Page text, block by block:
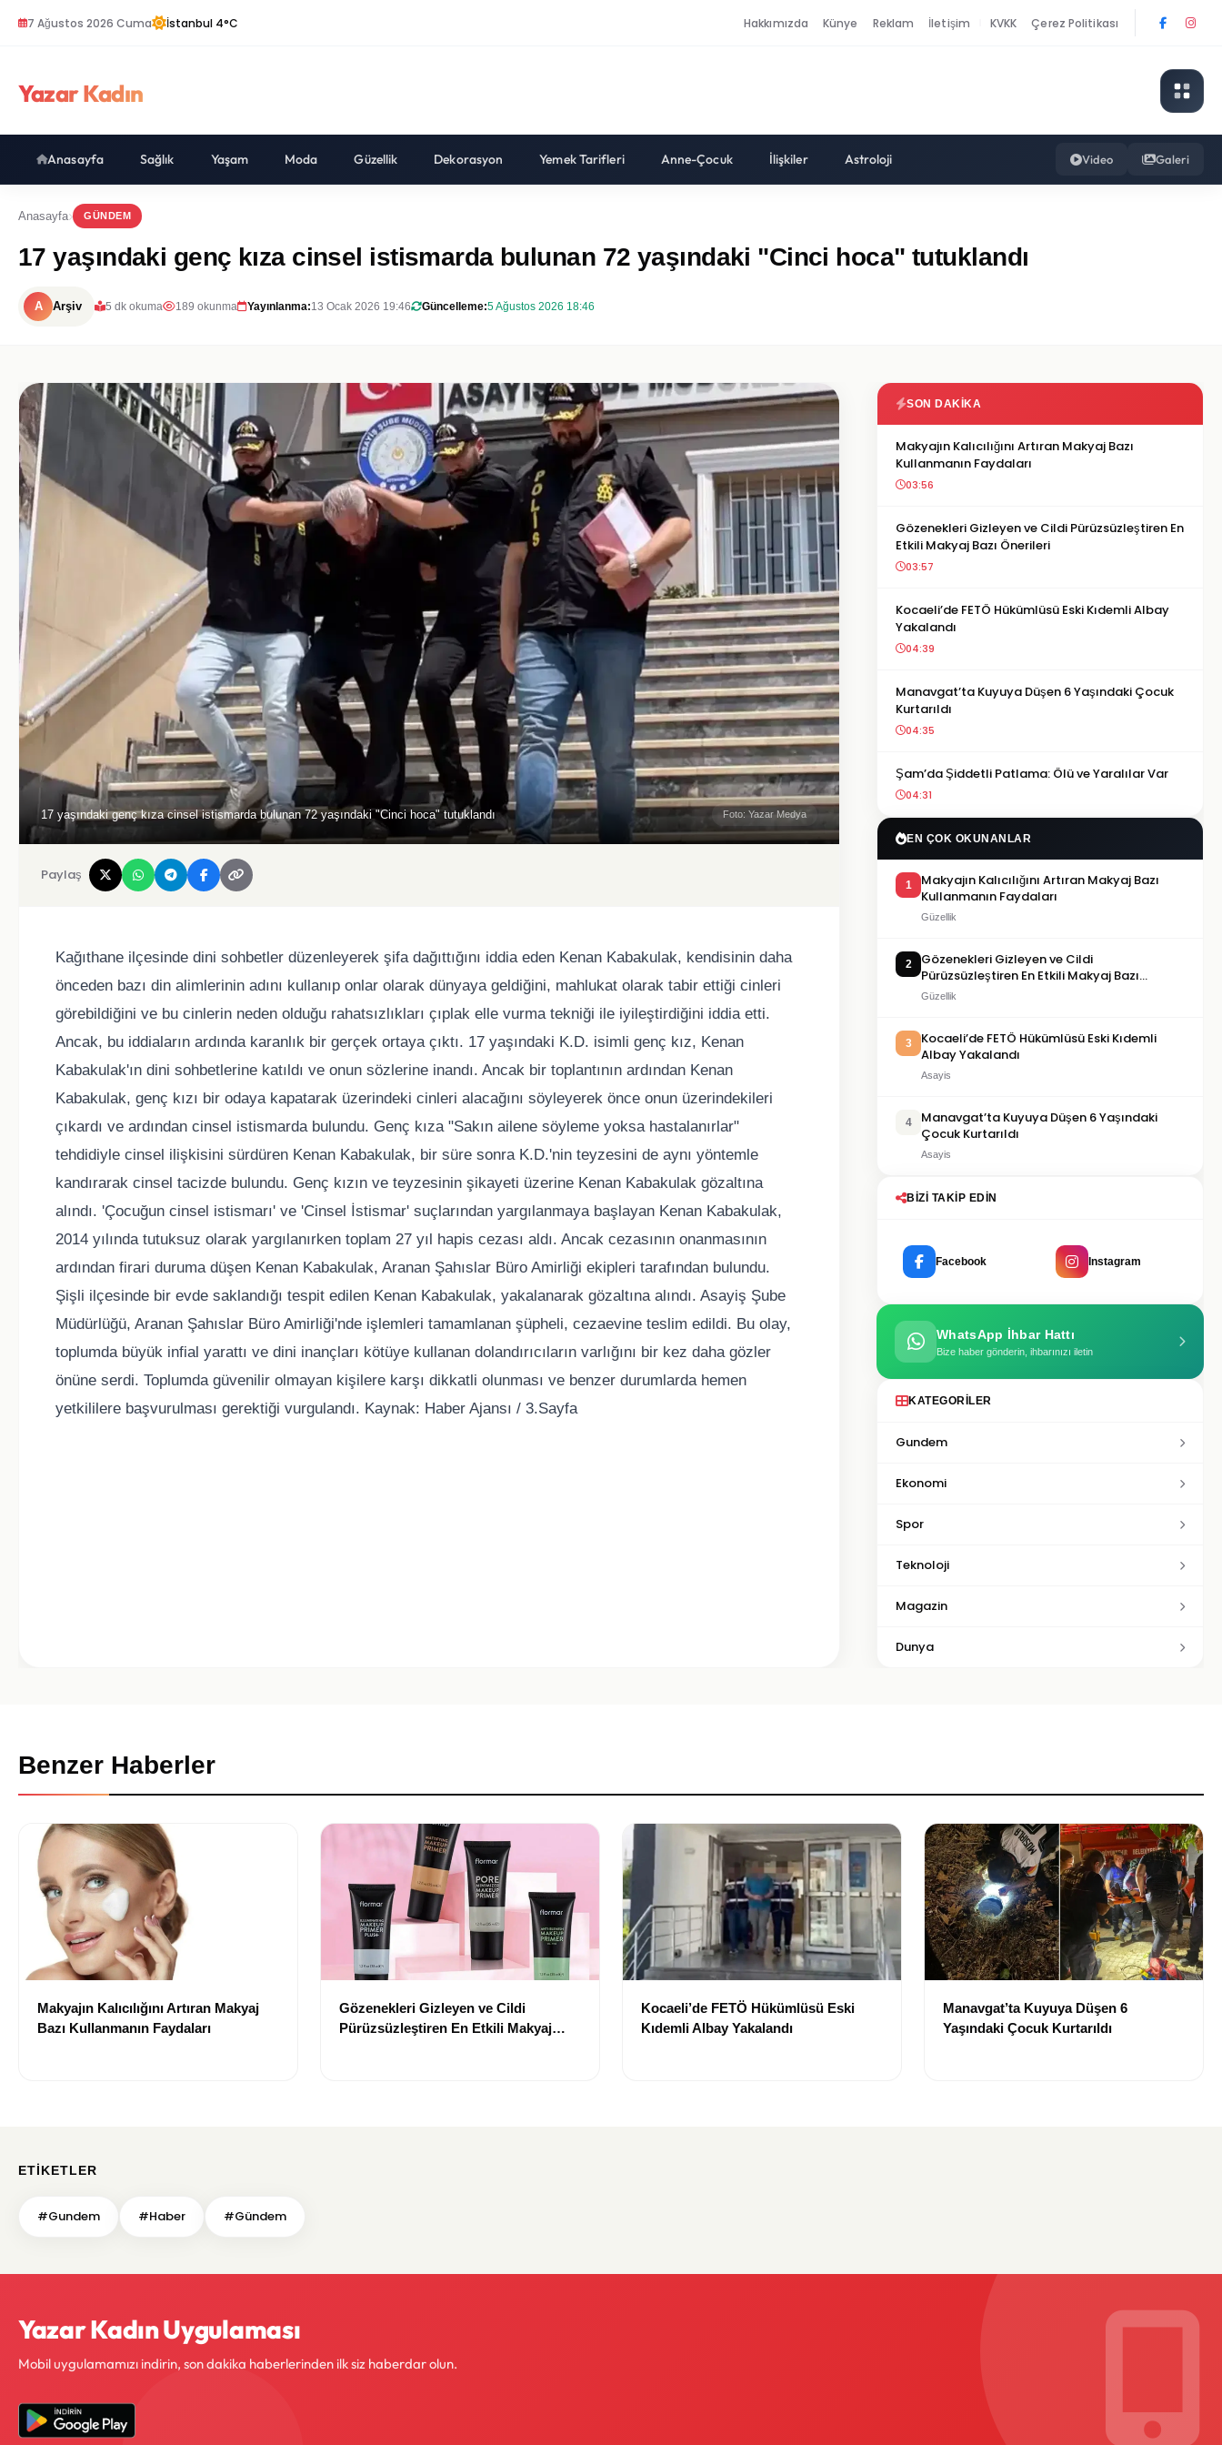
7 Ağustos 2026 Cuma İstanbul 4°C Hakkımızda Künye Reklam İletişim KVKK Çerez Politikası
Yazar Kadın
Anasayfa Sağlık Yaşam Moda Güzellik Dekorasyon Yemek Tarifleri Anne-Çocuk İlişkiler Astroloji Video Galeri
Anasayfa GÜNDEM
17 yaşındaki genç kıza cinsel istismarda bulunan 72 yaşındaki "Cinci hoca" tutuklandı
A Arşiv 5 dk okuma 189 okunma Yayınlanma:13 Ocak 2026 19:46 Güncelleme:5 Ağustos 2026 18:46
17 yaşındaki genç kıza cinsel istismarda bulunan 72 yaşındaki "Cinci hoca" tutuklandı Foto: Yazar Medya
Paylaş
Kağıthane ilçesinde dini sohbetler düzenleyerek şifa dağıttığını iddia eden Kenan Kabakulak, kendisinin daha
önceden bazı din alimlerinin adını kullanıp onlar olarak dünyaya geldiğini, mahlukat olarak tabir ettiği cinleri
görebildiğini ve bu cinlerin neden olduğu rahatsızlıkları çıplak elle vurma tekniği ile iyileştirdiğini iddia etti.
Ancak, bu iddiaların ardında karanlık bir gerçek ortaya çıktı. 17 yaşındaki K.D. isimli genç kız, Kenan
Kabakulak'ın dini sohbetlerine katıldı ve onun sözlerine inandı. Ancak bir toplantının ardından Kenan
Kabakulak, genç kızı bir odaya kapatarak üzerindeki cinleri alacağını söyleyerek önce onun üzerindekileri
çıkardı ve ardından cinsel istismarda bulundu. Genç kıza "Sakın ailene söyleme yoksa hastalanırlar"
tehdidiyle cinsel ilişkisini sürdüren Kenan Kabakulak, bir süre sonra K.D.'nin teyzesini de aynı yöntemle
kandırarak cinsel tacizde bulundu. Genç kızın ve teyzesinin şikayeti üzerine Kenan Kabakulak gözaltına
alındı. 'Çocuğun cinsel istismarı' ve 'Cinsel İstismar' suçlarından yargılanmaya başlayan Kenan Kabakulak,
2014 yılında tutuksuz olarak yargılanırken toplam 27 yıl hapis cezası aldı. Ancak cezasının onanmasının
ardından firari duruma düşen Kenan Kabakulak, Aranan Şahıslar Büro Amirliği ekipleri tarafından bulundu.
Şişli ilçesinde bir evde saklandığı tespit edilen Kenan Kabakulak, yakalanarak gözaltına alındı. Asayiş Şube
Müdürlüğü, Aranan Şahıslar Büro Amirliği'nde işlemleri tamamlanan şüpheli, cezaevine teslim edildi. Bu olay,
toplumda büyük infial yarattı ve dini inançları kötüye kullanan dolandırıcıların varlığını bir kez daha gözler
önüne serdi. Toplumda güvenilir olmayan kişilere karşı dikkatli olunması ve benzer durumlarda hemen
yetkililere başvurulması gerektiği vurgulandı. Kaynak: Haber Ajansı / 3.Sayfa
SON DAKIKA
Makyajın Kalıcılığını Artıran Makyaj Bazı
Kullanmanın Faydaları
03:56
Gözenekleri Gizleyen ve Cildi Pürüzsüzleştiren En
Etkili Makyaj Bazı Önerileri
03:57
Kocaeli’de FETÖ Hükümlüsü Eski Kıdemli Albay
Yakalandı
04:39
Manavgat’ta Kuyuya Düşen 6 Yaşındaki Çocuk
Kurtarıldı
04:35
Şam’da Şiddetli Patlama: Ölü ve Yaralılar Var
04:31
EN ÇOK OKUNANLAR
1
Makyajın Kalıcılığını Artıran Makyaj Bazı
Kullanmanın Faydaları
Güzellik
2
Gözenekleri Gizleyen ve Cildi
Pürüzsüzleştiren En Etkili Makyaj Bazı
Önerileri
Güzellik
3
Kocaeli’de FETÖ Hükümlüsü Eski Kıdemli
Albay Yakalandı
Asayis
4
Manavgat’ta Kuyuya Düşen 6 Yaşındaki
Çocuk Kurtarıldı
Asayis
BIZI TAKIP EDIN
Facebook Instagram
WhatsApp İhbar Hattı
Bize haber gönderin, ihbarınızı iletin
KATEGORILER
Gundem
Ekonomi
Spor
Teknoloji
Magazin
Dunya
Benzer Haberler
Makyajın Kalıcılığını Artıran Makyaj
Bazı Kullanmanın Faydaları
Gözenekleri Gizleyen ve Cildi
Pürüzsüzleştiren En Etkili Makyaj
Kocaeli’de FETÖ Hükümlüsü Eski
Kıdemli Albay Yakalandı
Manavgat’ta Kuyuya Düşen 6
Yaşındaki Çocuk Kurtarıldı
ETIKETLER
#Gundem #Haber #Gündem
Yazar Kadın Uygulaması
Mobil uygulamamızı indirin, son dakika haberlerinden ilk siz haberdar olun.